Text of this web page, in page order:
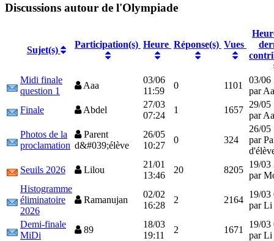
Discussions autour de l'Olympiade
Midi finale
question 1
Aaa
03/06
11:59
0 1101
03/06
par
Finale
Abdel
27/03
07:24
1 1657
29/05
par
Photos de la
proclamation
Parent
d&#039;élève
26/05
10:27
0 324
26/05
par
Seuils 2026
Lilou
21/01
13:46
20 8205
19/03
par
Histogramme
éliminatoire
2026
Ramanujan
02/02
16:28
2 2164
19/03
par Li
Demi-finale
MiDi
89
18/03
19:11
2 1671
19/03
par Li
Sujet(s)
Participation(s) Heure Réponse(s) Vues